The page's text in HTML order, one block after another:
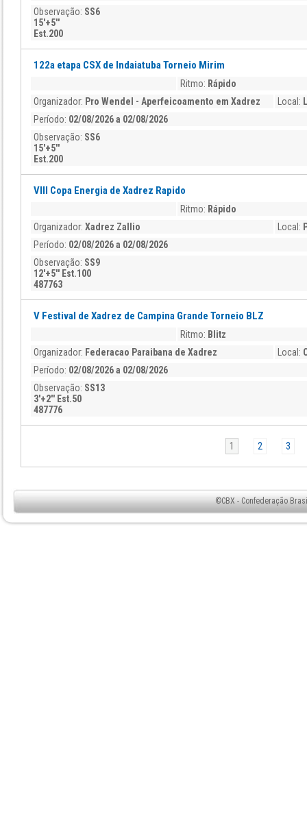
Observação: SS6
15'+5''
Est.200
122a etapa CSX de Indaiatuba Torneio Mirim
Ritmo: Rápido
Organizador: Pro Wendel - Aperfeicoamento em Xadrez Local:
Período: 02/08/2026 a 02/08/2026
Observação: SS6
15'+5''
Est.200
VIII Copa Energia de Xadrez Rapido
Ritmo: Rápido
Organizador: Xadrez Zallio Local:
Período: 02/08/2026 a 02/08/2026
Observação: SS9
12'+5'' Est.100
487763
V Festival de Xadrez de Campina Grande Torneio BLZ
Ritmo: Blitz
Organizador: Federacao Paraibana de Xadrez Local:
Período: 02/08/2026 a 02/08/2026
Observação: SS13
3'+2'' Est.50
487776
1 2 3
©CBX - Confederação